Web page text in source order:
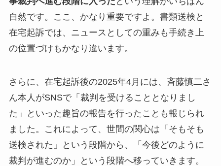
自然です。ここ、かなり重要ですよ。書類送検と
在宅起訴では、ニュースとしての重みも手続き上
の位置づけもかなり違います。
さらに、在宅起訴後の2025年4月には、斉藤慎二さ
ん本人がSNSで「裁判を受けることとなりまし
た」といった趣旨の報告を行ったことも報じられ
ました。これによって、世間の関心は「そもそも
送検された」という段階から、「今後どのように
裁判が進むのか」という段階へ移っていきます。